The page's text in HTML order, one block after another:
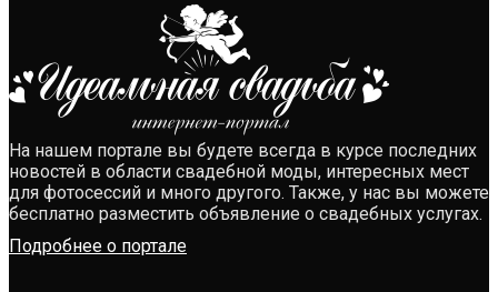
На нашем портале вы будете всегда в курсе последних
новостей в области свадебной моды, интересных мест
для фотосессий и много другого. Также, у нас вы можете
бесплатно разместить объявление о свадебных услугах.
Подробнее о портале